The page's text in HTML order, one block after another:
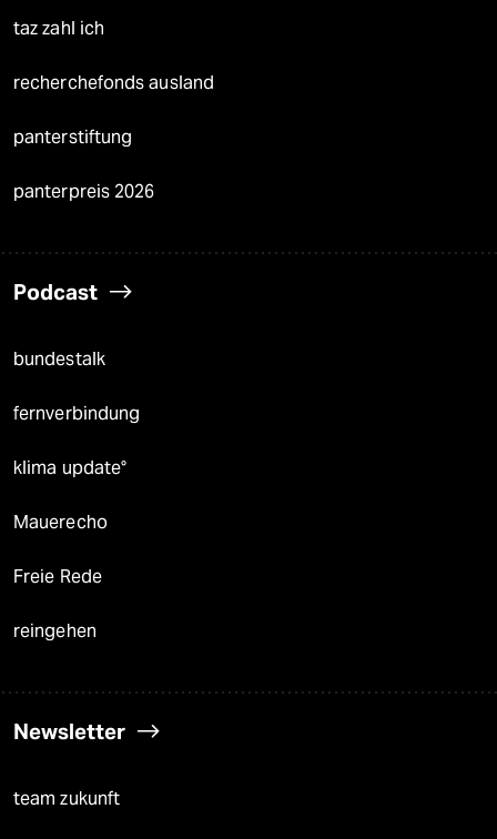
taz zahl ich
recherchefonds ausland
panterstiftung
panterpreis 2026
Podcast
bundestalk
fernverbindung
klima update°
Mauerecho
Freie Rede
reingehen
Newsletter
team zukunft